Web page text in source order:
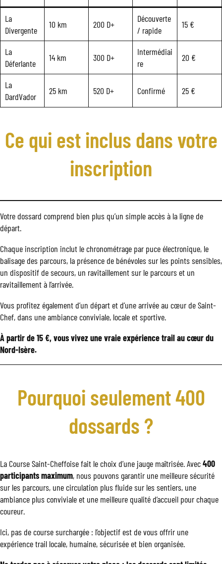
La
Divergente
10 km 200 D+
Découverte
/ rapide
15 €
La
Déferlante
14 km 300 D+
Intermédiai
re
20 €
La
DardVador
25 km 520 D+ Confirmé 25 €
Ce qui est inclus dans votre
inscription
Votre dossard comprend bien plus qu’un simple accès à la ligne de
départ.
Chaque inscription inclut le chronométrage par puce électronique, le
balisage des parcours, la présence de bénévoles sur les points sensibles,
un dispositif de secours, un ravitaillement sur le parcours et un
ravitaillement à l’arrivée.
Vous profitez également d’un départ et d’une arrivée au cœur de Saint-
Chef, dans une ambiance conviviale, locale et sportive.
À partir de 15 €, vous vivez une vraie expérience trail au cœur du
Nord-Isère.
Pourquoi seulement 400
dossards ?
La Course Saint-Cheffoise fait le choix d’une jauge maîtrisée. Avec400
participants maximum, nous pouvons garantir une meilleure sécurité
sur les parcours, une circulation plus fluide sur les sentiers, une
ambiance plus conviviale et une meilleure qualité d’accueil pour chaque
coureur.
Ici, pas de course surchargée : l’objectif est de vous offrir une
expérience trail locale, humaine, sécurisée et bien organisée.